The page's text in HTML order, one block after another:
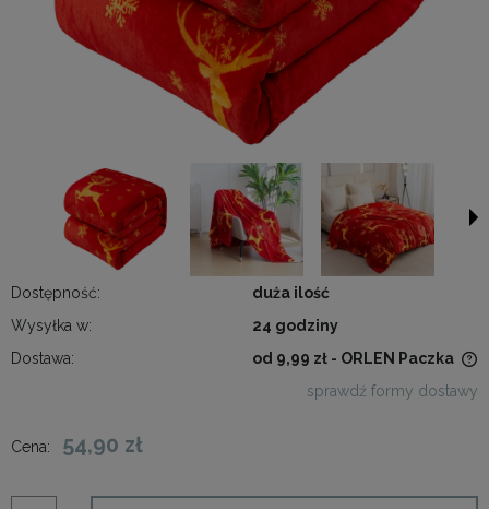
Dostępność:
duża ilość
Wysyłka w:
24 godziny
Dostawa:
od 9,99 zł - ORLEN Paczka
sprawdź formy dostawy
Cena: 54,90 zł